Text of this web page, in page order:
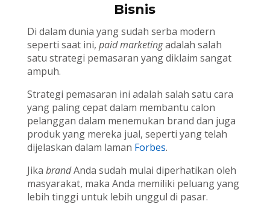
Bisnis
Di dalam dunia yang sudah serba modern
seperti saat ini, paid marketingadalah salah
satu strategi pemasaran yang diklaim sangat
ampuh.
Strategi pemasaran ini adalah salah satu cara
yang paling cepat dalam membantu calon
pelanggan dalam menemukan brand dan juga
produk yang mereka jual, seperti yang telah
dijelaskan dalam laman Forbes.
Jika brandAnda sudah mulai diperhatikan oleh
masyarakat, maka Anda memiliki peluang yang
lebih tinggi untuk lebih unggul di pasar.